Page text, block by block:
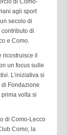
di Como-
agli sport
secolo di
di
e Como.
ricostruisce il
un focus sulle
L’iniziativa si
Fondazione
volta si
di Como-Lecco
Como; la